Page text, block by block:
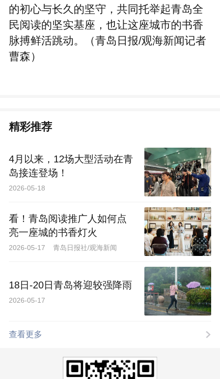
的初心与长久的坚守，共同托举起青岛全
民阅读的坚实基座，也让这座城市的书香
脉搏鲜活跳动。（青岛日报/观海新闻记者
曹森）
精彩推荐
4月以来，12场大型活动在青
岛接连登场！
2026-05-18
看！青岛阅读推广人如何点
亮一座城的书香灯火
2026-05-17 青岛日报社/观海新闻
18日-20日青岛将迎较强降雨
2026-05-17
查看更多